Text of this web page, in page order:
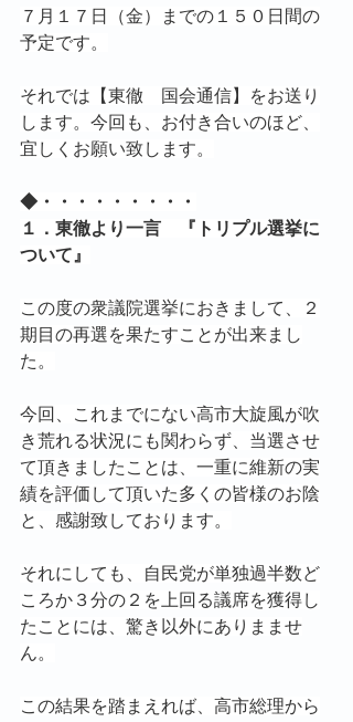
７月１７日（金）までの１５０日間の
予定です。
それでは【東徹　国会通信】をお送り
します。今回も、お付き合いのほど、
宜しくお願い致します。
◆・・・・・・・・・
１．東徹より一言　『トリプル選挙に
ついて』
この度の衆議院選挙におきまして、２
期目の再選を果たすことが出来まし
た。
今回、これまでにない高市大旋風が吹
き荒れる状況にも関わらず、当選させ
て頂きましたことは、一重に維新の実
績を評価して頂いた多くの皆様のお陰
と、感謝致しております。
それにしても、自民党が単独過半数ど
ころか３分の２を上回る議席を獲得し
たことには、驚き以外にありまませ
ん。
この結果を踏まえれば、高市総理から